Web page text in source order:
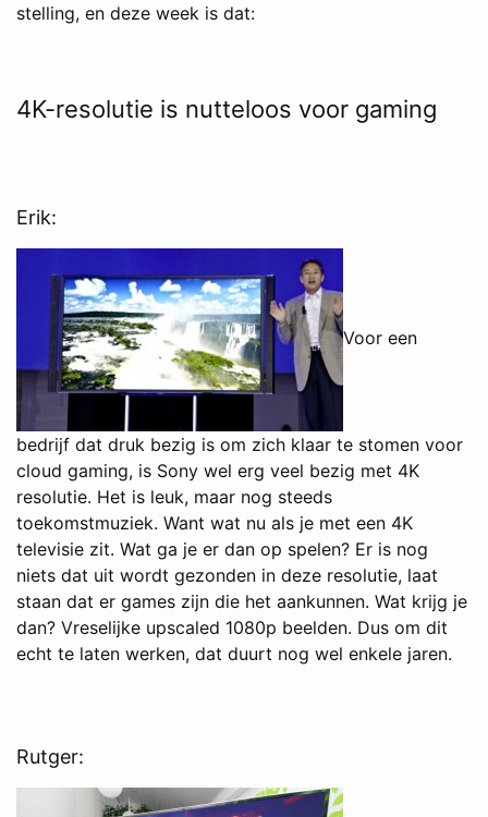
stelling, en deze week is dat:
4K-resolutie is nutteloos voor gaming
Erik:
Voor een
bedrijf dat druk bezig is om zich klaar te stomen voor
cloud gaming, is Sony wel erg veel bezig met 4K
resolutie. Het is leuk, maar nog steeds
toekomstmuziek. Want wat nu als je met een 4K
televisie zit. Wat ga je er dan op spelen? Er is nog
niets dat uit wordt gezonden in deze resolutie, laat
staan dat er games zijn die het aankunnen. Wat krijg je
dan? Vreselijke upscaled 1080p beelden. Dus om dit
echt te laten werken, dat duurt nog wel enkele jaren.
Rutger: